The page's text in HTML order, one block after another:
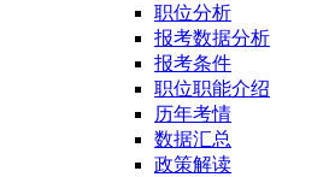
职位分析
报考数据分析
报考条件
职位职能介绍
历年考情
数据汇总
政策解读